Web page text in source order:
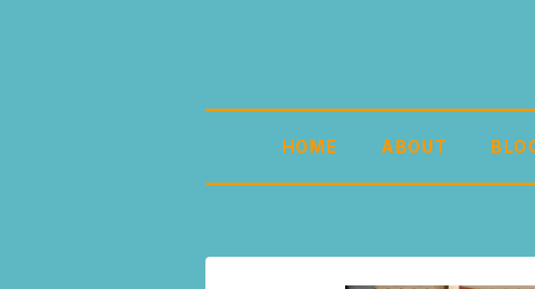
HOME ABOUT